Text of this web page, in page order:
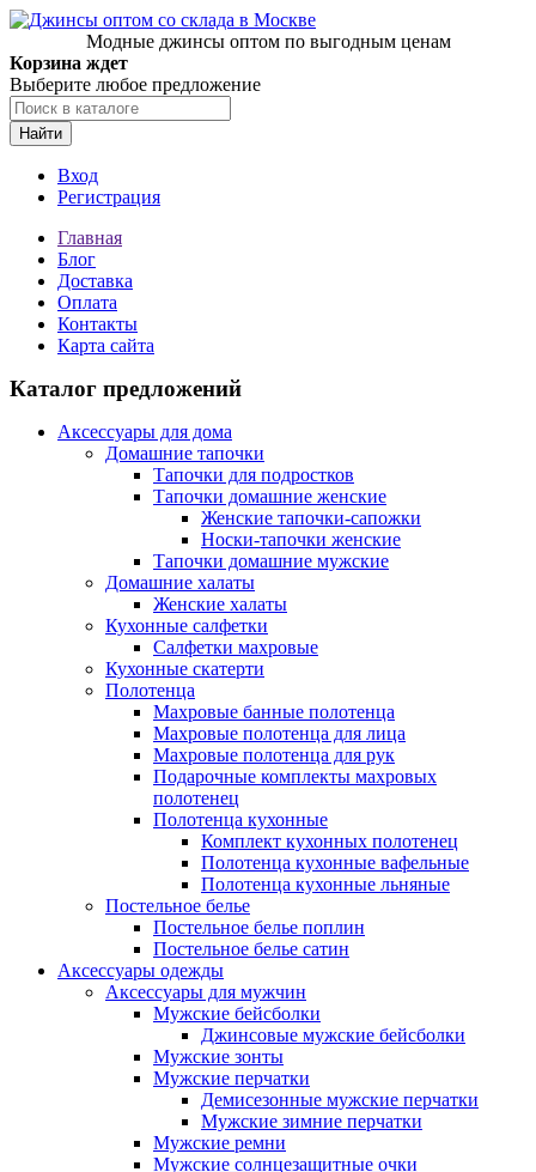
Модные джинсы оптом по выгодным ценам
Корзина ждет
Выберите любое предложение
Найти
Вход
Регистрация
Главная
Блог
Доставка
Оплата
Контакты
Карта сайта
Каталог предложений
Аксессуары для дома
Домашние тапочки
Тапочки для подростков
Тапочки домашние женские
Женские тапочки-сапожки
Носки-тапочки женские
Тапочки домашние мужские
Домашние халаты
Женские халаты
Кухонные салфетки
Салфетки махровые
Кухонные скатерти
Полотенца
Махровые банные полотенца
Махровые полотенца для лица
Махровые полотенца для рук
Подарочные комплекты махровых
полотенец
Полотенца кухонные
Комплект кухонных полотенец
Полотенца кухонные вафельные
Полотенца кухонные льняные
Постельное белье
Постельное белье поплин
Постельное белье сатин
Аксессуары одежды
Аксессуары для мужчин
Мужские бейсболки
Джинсовые мужские бейсболки
Мужские зонты
Мужские перчатки
Демисезонные мужские перчатки
Мужские зимние перчатки
Мужские ремни
Мужские солнцезащитные очки